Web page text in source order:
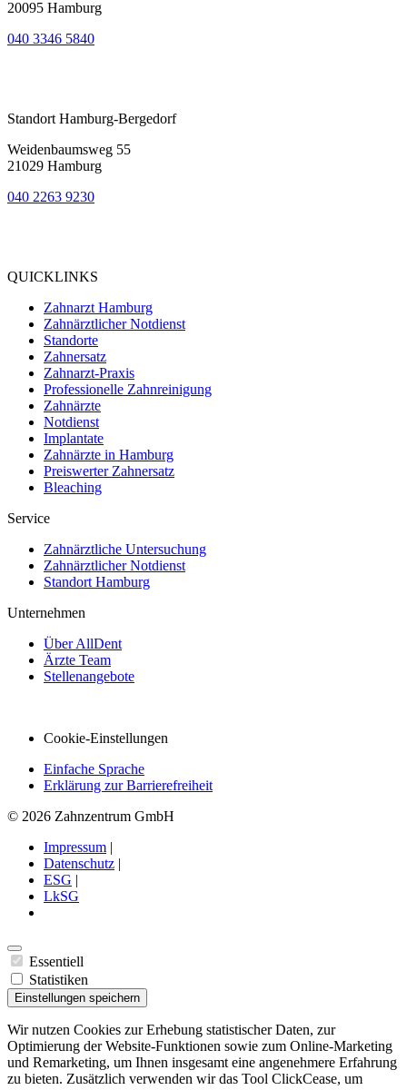
20095 Hamburg
040 3346 5840
Standort Hamburg-Bergedorf
Weidenbaumsweg 55
21029 Hamburg
040 2263 9230
QUICKLINKS
Zahnarzt Hamburg
Zahnärztlicher Notdienst
Standorte
Zahnersatz
Zahnarzt-Praxis
Professionelle Zahnreinigung
Zahnärzte
Notdienst
Implantate
Zahnärzte in Hamburg
Preiswerter Zahnersatz
Bleaching
Service
Zahnärztliche Untersuchung
Zahnärztlicher Notdienst
Standort Hamburg
Unternehmen
Über AllDent
Ärzte Team
Stellenangebote
Cookie-Einstellungen
Einfache Sprache
Erklärung zur Barrierefreiheit
© 2026 Zahnzentrum GmbH
Impressum |
Datenschutz |
ESG |
LkSG
Essentiell
Statistiken
Einstellungen speichern
Wir nutzen Cookies zur Erhebung statistischer Daten, zur
Optimierung der Website-Funktionen sowie zum Online-Marketing
und Remarketing, um Ihnen insgesamt eine angenehmere Erfahrung
zu bieten. Zusätzlich verwenden wir das Tool ClickCease, um